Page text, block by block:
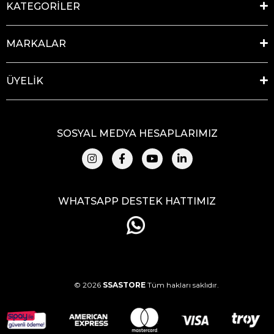
KATEGORİLER
MARKALAR
ÜYELİK
SOSYAL MEDYA HESAPLARIMIZ
WHATSAPP DESTEK HATTIMIZ
© 2026 SSASTORE Tüm hakları saklıdır.